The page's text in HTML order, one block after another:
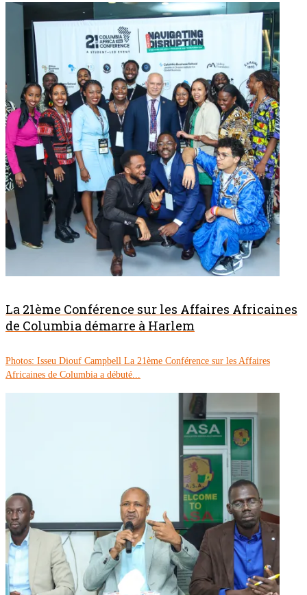
La 21ème Conférence sur les Affaires Africaines
de Columbia démarre à Harlem
Photos: Isseu Diouf Campbell La 21ème Conférence sur les Affaires
Africaines de Columbia a débuté...